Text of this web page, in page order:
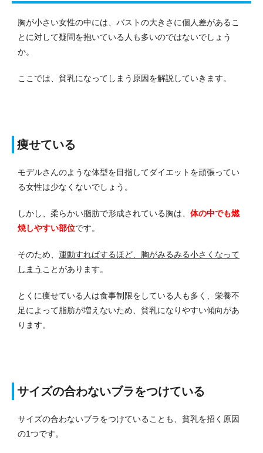
胸が小さい女性の中には、バストの大きさに個人差があるこ
とに対して疑問を抱いている人も多いのではないでしょう
か。
ここでは、貧乳になってしまう原因を解説していきます。
痩せている
モデルさんのような体型を目指してダイエットを頑張ってい
る女性は少なくないでしょう。
しかし、柔らかい脂肪で形成されている胸は、 体の中でも燃
焼しやすい部位です。
そのため、 運動すればするほど、胸がみるみる小さくなって
しまう ことがあります。
とくに痩せている人は食事制限をしている人も多く、栄養不
足によって脂肪が増えないため、貧乳になりやすい傾向があ
ります。
サイズの合わないブラをつけている
サイズの合わないブラをつけていることも、貧乳を招く原因
の1つです。